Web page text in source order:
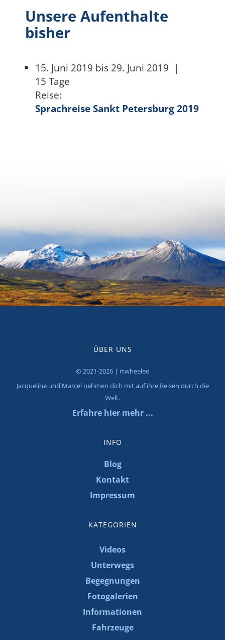
Unsere Aufenthalte
bisher
15. Juni 2019 bis 29. Juni 2019 |
15 Tage
Reise:
Sprachreise Sankt Petersburg 2019
ÜBER UNS
© 2021-2026 | rtwheeled
Jacqueline und Marcel nehmen dich mit auf ihre Reisen durch die
Welt.
Erfahre hier mehr ...
INFO
Blog
Kontakt
Impressum
KATEGORIEN
Videos
Unterwegs
Begegnungen
Fotogalerien
Informationen
Fahrzeuge